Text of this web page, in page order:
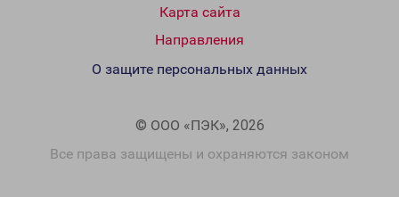
Карта сайта
Направления
© ООО «ПЭК», 2026
Все права защищены и охраняются законом
О защите персональных данных